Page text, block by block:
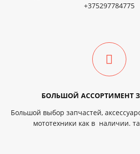
+375297784775
БОЛЬШОЙ АССОРТИМЕНТ
Большой выбор запчастей,
мототехники как в наличии.